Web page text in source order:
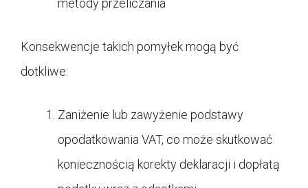
Konsekwencje takich pomyłek mogą być
dotkliwe:
Zaniżenie lub zawyżenie podstawy
opodatkowania VAT, co może skutkować
koniecznością korekty deklaracji i dopłatą